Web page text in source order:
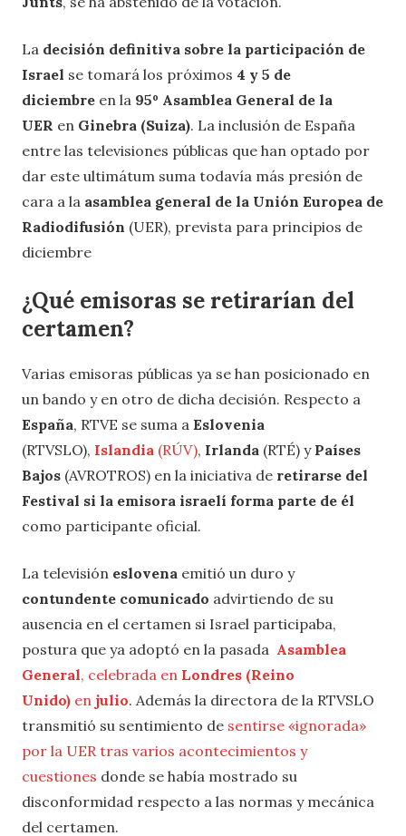
La decisión definitiva sobre la participación de
Israel se tomará los próximos 4 y 5 de
diciembre en la 95º Asamblea General de la
UER en Ginebra (Suiza). La inclusión de España
entre las televisiones públicas que han optado por
dar este ultimátum suma todavía más presión de
cara a la asamblea general de la Unión Europea de
Radiodifusión (UER), prevista para principios de
diciembre
¿Qué emisoras se retirarían del
certamen?
Varias emisoras públicas ya se han posicionado en
un bando y en otro de dicha decisión. Respecto a
España, RTVE se suma a Eslovenia
(RTVSLO), Islandia (RÚV), Irlanda (RTÉ) y Países
Bajos (AVROTROS) en la iniciativa de retirarse del
Festival si la emisora israelí forma parte de él
como participante oficial.
La televisión eslovena emitió un duro y
contundente comunicado advirtiendo de su
ausencia en el certamen si Israel participaba,
postura que ya adoptó en la pasada Asamblea
General, celebrada en Londres (Reino
Unido) en julio. Además la directora de la RTVSLO
transmitió su sentimiento de sentirse «ignorada»
por la UER tras varios acontecimientos y
cuestiones donde se había mostrado su
disconformidad respecto a las normas y mecánica
del certamen.